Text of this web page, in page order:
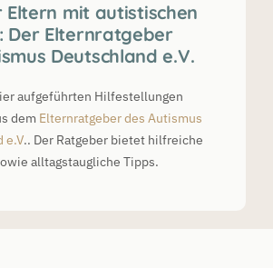
Eltern mit autistischen
Der Elternratgeber
Deutschland e.V.
aufgeführten Hilfestellungen
dem Elternratgeber des Autismus
e.V.. Der Ratgeber bietet hilfreiche
alltagstaugliche Tipps.